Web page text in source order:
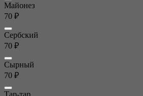
Майонез
70 ₽
Сербский
70 ₽
Сырный
70 ₽
Тар-тар